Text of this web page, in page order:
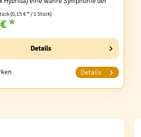
Ihren Garten. Diese exquisite Auswahl
(0,15 € * / 1 Stück)
*
Details
Details